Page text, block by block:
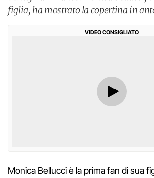
figlia, ha mostrato la copertina in
VIDEO CONSIGLIATO
Monica Bellucci è la prima fan di sua